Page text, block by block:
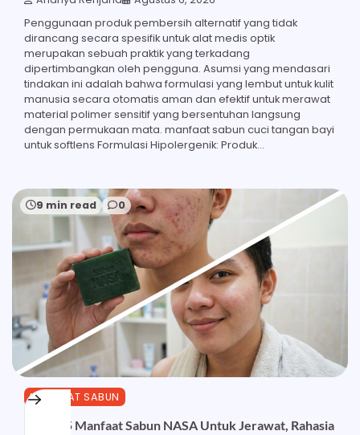
Penggunaan produk pembersih alternatif yang tidak
dirancang secara spesifik untuk alat medis optik
merupakan sebuah praktik yang terkadang
dipertimbangkan oleh pengguna. Asumsi yang mendasari
tindakan ini adalah bahwa formulasi yang lembut untuk kulit
manusia secara otomatis aman dan efektif untuk merawat
material polimer sensitif yang bersentuhan langsung
dengan permukaan mata. manfaat sabun cuci tangan bayi
untuk softlens Formulasi Hipolergenik: Produk…
9 min read 0
MANFAAT SABUN
Inilah 15 Manfaat Sabun NASA Untuk Jerawat, Rahasia